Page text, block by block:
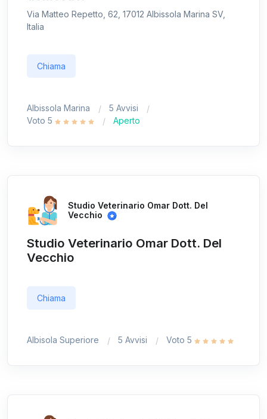
Via Matteo Repetto, 62, 17012 Albissola Marina SV,
Italia
Chiama
Albissola Marina
5 Avvisi
Voto 5
Aperto
Studio Veterinario Omar Dott. Del
Vecchio
Studio Veterinario Omar Dott. Del
Vecchio
Chiama
Albisola Superiore 5 Avvisi Voto 5